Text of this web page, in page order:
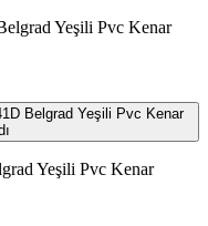
Yeşili Pvc Kenar